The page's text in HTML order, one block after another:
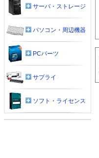
サーバ・ストレージ
パソコン・周辺機器
PCパーツ
サプライ
ソフト・ライセンス